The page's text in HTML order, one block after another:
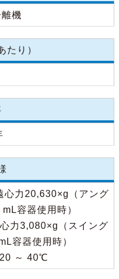
機
たり）
心力20,630×g（アング
容器使用時）
力3,080×g（スイング
容器使用時）
～ 40℃